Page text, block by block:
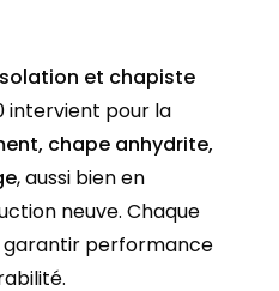
et chapiste
intervient pour la
chape anhydrite,
, aussi bien en
neuve. Chaque
performance